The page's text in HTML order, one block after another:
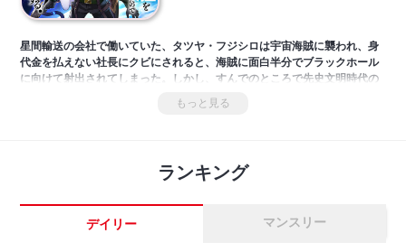
星間輸送の会社で働いていた、タツヤ・フジシロは宇宙海賊に襲われ、身
代金を払えない社長にクビにされると、海賊に面白半分でブラックホール
に向けて射出されてしまった。しかし、すんでのところで先史文明時代の
古代戦艦に拾われ、九死に一生を得る。ただ、その戦艦には搭乗員がおら
ず、所属も所有者もいなくなった戦艦はＡＩが管理しており、そのAIはタ
もっと見る
ランキング
デイリー マンスリー